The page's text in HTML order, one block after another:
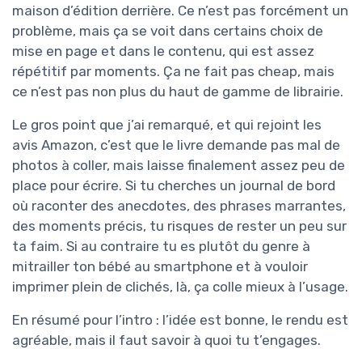
maison d’édition derrière. Ce n’est pas forcément un
problème, mais ça se voit dans certains choix de
mise en page et dans le contenu, qui est assez
répétitif par moments. Ça ne fait pas cheap, mais
ce n’est pas non plus du haut de gamme de librairie.
Le gros point que j’ai remarqué, et qui rejoint les
avis Amazon, c’est que le livre demande pas mal de
photos à coller, mais laisse finalement assez peu de
place pour écrire. Si tu cherches un journal de bord
où raconter des anecdotes, des phrases marrantes,
des moments précis, tu risques de rester un peu sur
ta faim. Si au contraire tu es plutôt du genre à
mitrailler ton bébé au smartphone et à vouloir
imprimer plein de clichés, là, ça colle mieux à l’usage.
En résumé pour l’intro : l’idée est bonne, le rendu est
agréable, mais il faut savoir à quoi tu t’engages.